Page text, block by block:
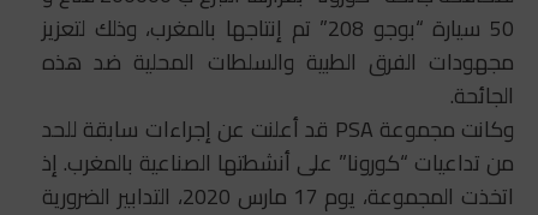
50 سيارة “بوجو 208” تم إنتاجها بالمغرب، وذلك لتعزيز
مجهودات الفرق الطبية والسلطات المحلية ضد هذه
الجائحة.
وكانت مجموعة PSA قد أعلنت عن إجراءات سابقة للحد
من تداعيات “كورونا” على أنشطتها الصناعية بالمغرب. إذ
اتخذت المجموعة، يوم 17 مارس 2020، التدابير الضرورية